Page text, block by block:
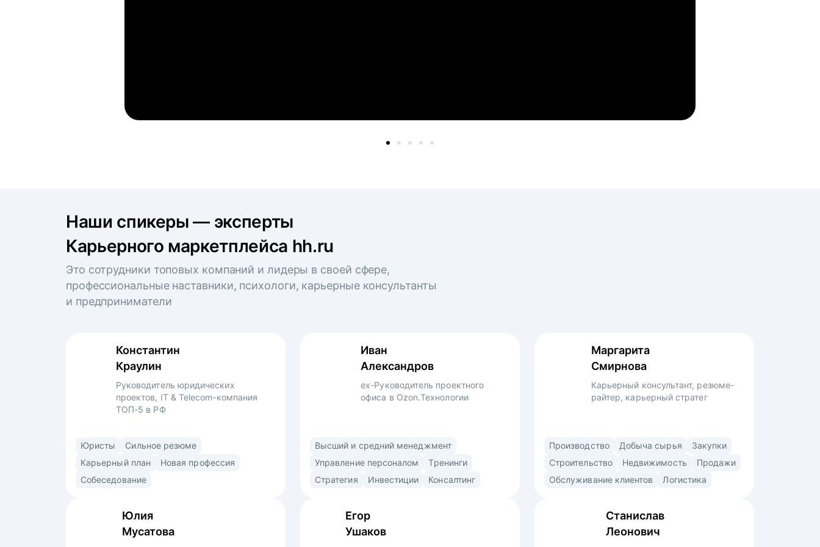
Наши спикеры — эксперты
Карьерного маркетплейса hh.ru
Это сотрудники топовых компаний и лидеры в своей сфере,
профессиональные наставники, психологи, карьерные консультанты
и предприниматели
Константин
Краулин
Руководитель юридических
проектов, IT & Telecom-компания
ТОП-5 в РФ
6 лет успешного опыта в юридическом
департаменте в 4-х компаниях.
путь от второкурсника-стажера
проектов в крупнейшей IT&телеком-
Юристы
Сильное резюме
Карьерный план
Новая профессия
Собеседование
Юлия
Мусатова
Иван
Александров
ex-Руководитель проектного
офиса в Ozon.Технологии
Профессиональный управленец,
преподаватель и консультант. Использую
в найме. Знаю ожидания рекрутеров,
компаний. • Выстраиваю сторителлинг
в резюме и самопрезентации для раскрытия
Высший и средний менеджмент
Управление персоналом
Тренинги
Стратегия
Инвестиции Консалтинг
Егор
Ушаков
Маргарита
Смирнова
Карьерный консультант, резюме-
райтер, карьерный стратег
Карьерный консультант со специализацией
в строительстве, производстве,
безопасности, добыче сырья, продажах,
образовании, HR. • Помогла
с трудоустройством топ-менеджерам,
Производство Добыча сырья
Закупки
Строительство
Недвижимость
Продажи
Обслуживание клиентов
Логистика
Станислав
Леонович